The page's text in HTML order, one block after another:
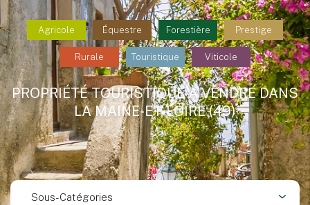
Agricole Équestre Forestière Prestige
Rurale Touristique Viticole
PROPRIÉTÉ TOURISTIQUE À VENDRE DANS
LA MAINE-ET-LOIRE (49)
Sous-Catégories